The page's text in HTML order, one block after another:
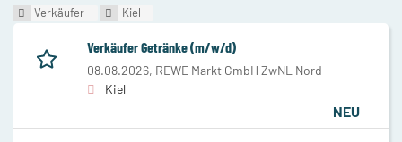
Verkäufer Kiel
Verkäufer Getränke (m/w/d)
08.08.2026, REWE Markt GmbH ZwNL Nord
Kiel
NEU